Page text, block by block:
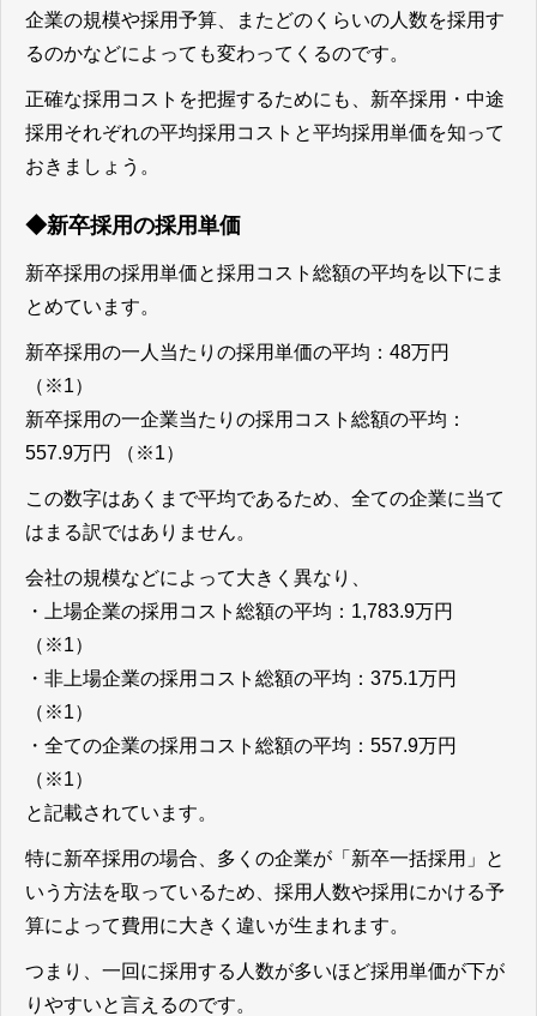
企業の規模や採用予算、またどのくらいの人数を採用す
るのかなどによっても変わってくるのです。
正確な採用コストを把握するためにも、新卒採用・中途
採用それぞれの平均採用コストと平均採用単価を知って
おきましょう。
◆新卒採用の採用単価
新卒採用の採用単価と採用コスト総額の平均を以下にま
とめています。
新卒採用の一人当たりの採用単価の平均：48万円
（※1）
新卒採用の一企業当たりの採用コスト総額の平均：
557.9万円 （※1）
この数字はあくまで平均であるため、全ての企業に当て
はまる訳ではありません。
会社の規模などによって大きく異なり、
・上場企業の採用コスト総額の平均：1,783.9万円
（※1）
・非上場企業の採用コスト総額の平均：375.1万円
（※1）
・全ての企業の採用コスト総額の平均：557.9万円
（※1）
と記載されています。
特に新卒採用の場合、多くの企業が「新卒一括採用」と
いう方法を取っているため、採用人数や採用にかける予
算によって費用に大きく違いが生まれます。
つまり、一回に採用する人数が多いほど採用単価が下が
りやすいと言えるのです。